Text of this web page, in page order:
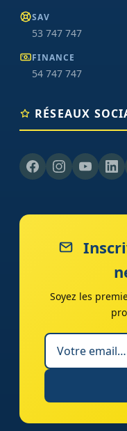
SAV
53 747 747
FINANCE
54 747 747
RÉSEAUX
Soyez les